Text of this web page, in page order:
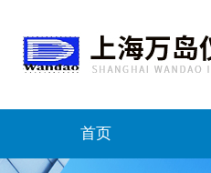
首页